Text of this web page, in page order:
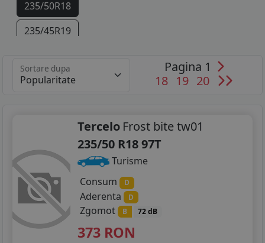
235/50R18
235/45R19
Sortare dupa
Pagina 1
18 19 20
Tercelo Frost bite tw01
235/50 R18 97T
Turisme
Consum
D
Aderenta D
Zgomot B 72 dB
373 RON